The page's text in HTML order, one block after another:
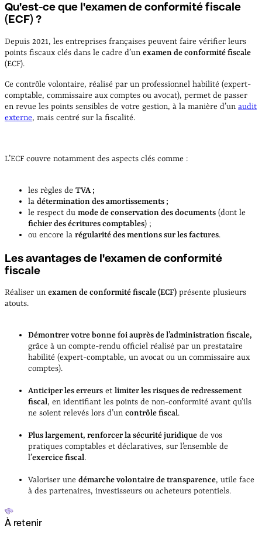
Qu'est-ce que l'examen de conformité fiscale
(ECF) ?
Depuis 2021, les entreprises françaises peuvent faire vérifier leurs
points fiscaux clés dans le cadre d’un examen de conformité fiscale
(ECF).
Ce contrôle volontaire, réalisé par un professionnel habilité (expert-
comptable, commissaire aux comptes ou avocat), permet de passer
en revue les points sensibles de votre gestion, à la manière d’un audit
externe, mais centré sur la fiscalité.
L’ECF couvre notamment des aspects clés comme :
les règles de TVA ;
la détermination des amortissements ;
le respect du mode de conservation des documents (dont le
fichier des écritures comptables) ;
ou encore la régularité des mentions sur les factures.
Les avantages de l'examen de conformité
fiscale
Réaliser un examen de conformité fiscale (ECF) présente plusieurs
atouts.
Démontrer votre bonne foi auprès de l’administration fiscale,
grâce à un compte-rendu officiel réalisé par un prestataire
habilité (expert-comptable, un avocat ou un commissaire aux
comptes).
Anticiper les erreurs et limiter les risques de redressement
fiscal, en identifiant les points de non-conformité avant qu’ils
ne soient relevés lors d’un contrôle fiscal.
Plus largement, renforcer la sécurité juridique de vos
pratiques comptables et déclaratives, sur l’ensemble de
l’exercice fiscal.
Valoriser une démarche volontaire de transparence, utile face
à des partenaires, investisseurs ou acheteurs potentiels.
À retenir